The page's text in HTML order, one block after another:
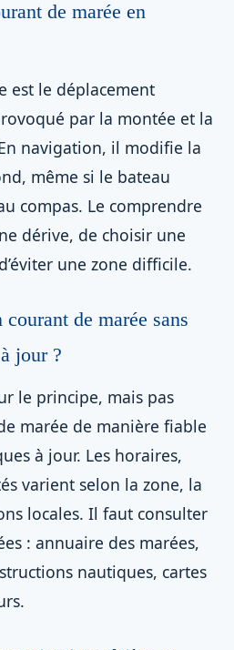
de marée en
est le déplacement
par la montée et la
navigation, il modifie la
même si le bateau
compas. Le comprendre
dérive, de choisir une
une zone difficile.
de marée sans
jour ?
le principe, mais pas
marée de manière fiable
à jour. Les horaires,
varient selon la zone, la
locales. Il faut consulter
: annuaire des marées,
nautiques, cartes